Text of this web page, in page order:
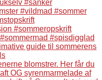
guide til sommerens